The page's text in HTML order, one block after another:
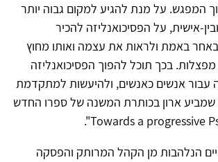
המפגש. על מנת להגיע למקום גבוה יותר
אישית, על הפסיכואנליזה להכיר
באמת ולראות את עצמה ואותו מחוץ
בכך תוכל להפוך הפסיכואנליזה
עבור אנשים כאנשים, ולהיעשות למתקדמת
שמביע ארון בכותרת המשנה של ספרו החדש
הנלהבות מן הקהל המרותק והפסקה